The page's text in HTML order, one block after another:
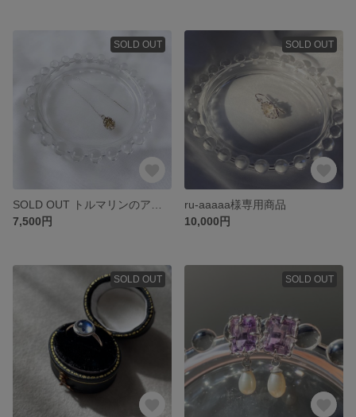
SOLD OUT
7,500円
SOLD OUT
ru-aaaaa様専用商品
10,000円
SOLD OUT SOLD OUT